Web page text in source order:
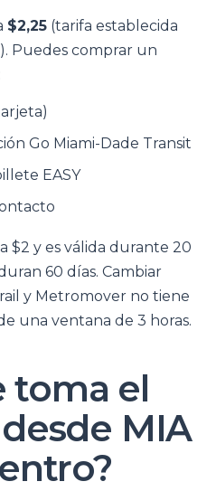
$2,25 (tarifa establecida
). Puedes comprar un
Go Miami-Dade Transit
EASY
$2 y es válida durante 20
60 días. Cambiar
y Metromover no tiene
una ventana de 3 horas.
toma el
MIA